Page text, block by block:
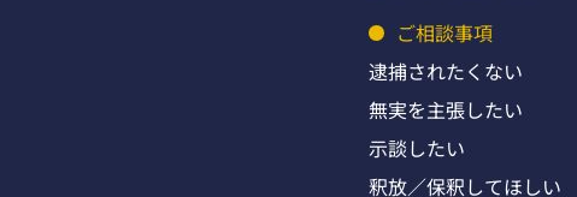
ご相談事項
逮捕されたくない
無実を主張したい
示談したい
釈放／保釈してほしい